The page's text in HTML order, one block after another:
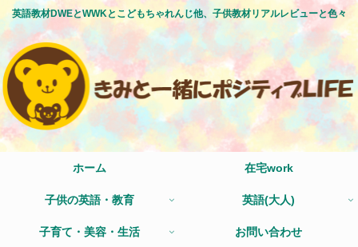
英語教材DWEとWWKとこどもちゃれんじ他、子供教材リアルレビューと色々
ホーム 在宅work
子供の英語・教育 英語(大人)
子育て・美容・生活 お問い合わせ